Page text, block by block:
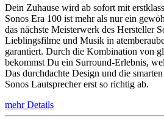
Dein Zuhause wird ab sofort mit
Sonos Era 100 ist mehr als nur ein
das nächste Meisterwerk des Hersteller
Lieblingsfilme und Musik in
garantiert. Durch die Kombination von
bekommst Du ein Surround-Erlebnis,
Das durchdachte Design und die
Sonos Lautsprecher erst so richtig ab.
mehr Details